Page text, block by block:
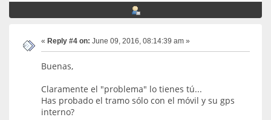
« Reply #4 on: June 09, 2016, 08:14:39 am »
Buenas,
Claramente el "problema" lo tienes tú...
Has probado el tramo sólo con el móvil y su gps
interno?